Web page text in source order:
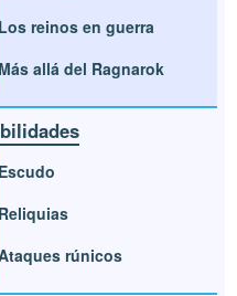
Los reinos en guerra
Más allá del Ragnarok
Escudo
Reliquias
rúnicos